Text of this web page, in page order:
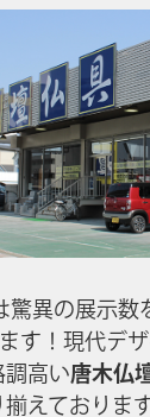
驚異の展示数
す！現代デ
調高い唐木仏
揃えておりま